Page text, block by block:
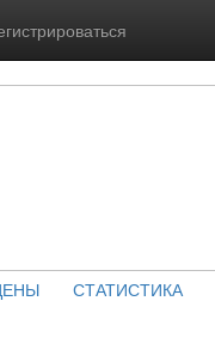
СТАТИСТИКА